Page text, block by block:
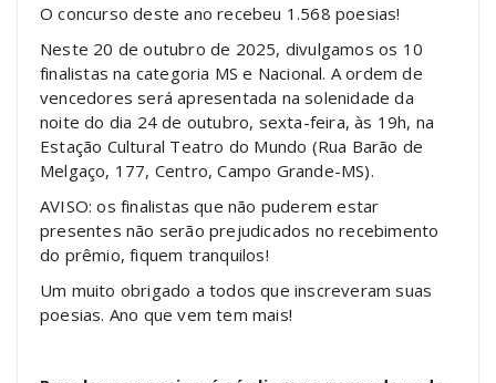
O concurso deste ano recebeu 1.568 poesias!
Neste 20 de outubro de 2025, divulgamos os 10
finalistas na categoria MS e Nacional. A ordem de
vencedores será apresentada na solenidade da
noite do dia 24 de outubro, sexta-feira, às 19h, na
Estação Cultural Teatro do Mundo (Rua Barão de
Melgaço, 177, Centro, Campo Grande-MS).
AVISO: os finalistas que não puderem estar
presentes não serão prejudicados no recebimento
do prêmio, fiquem tranquilos!
Um muito obrigado a todos que inscreveram suas
poesias. Ano que vem tem mais!